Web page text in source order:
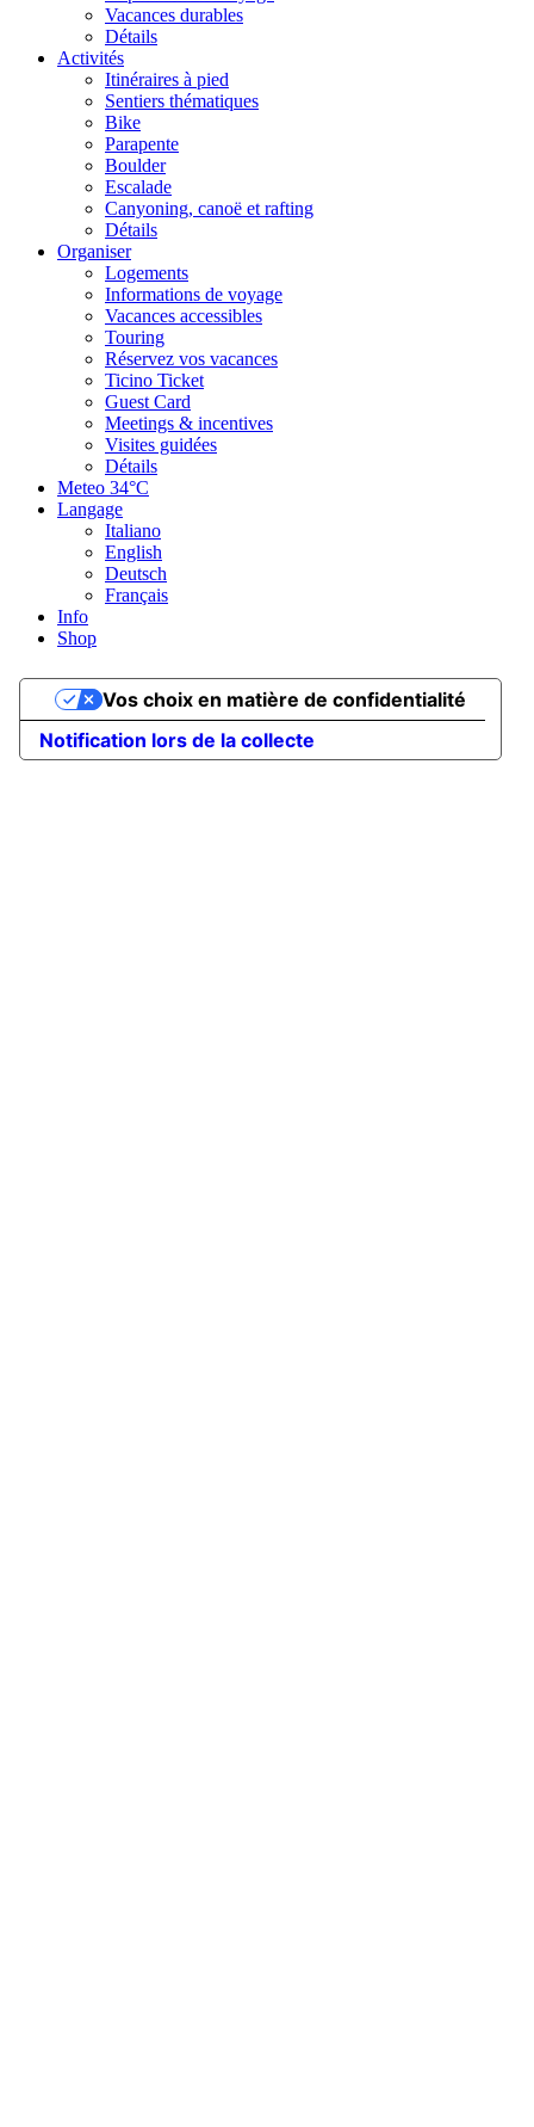
Vacances durables
Détails
Activités
Itinéraires à pied
Sentiers thématiques
Bike
Parapente
Boulder
Escalade
Canyoning, canoë et rafting
Détails
Organiser
Logements
Informations de voyage
Vacances accessibles
Touring
Réservez vos vacances
Ticino Ticket
Guest Card
Meetings & incentives
Visites guidées
Détails
Meteo 34°C
Langage
Italiano
English
Deutsch
Français
Info
Shop
Notification lors de la collecte
Vos choix en matière de confidentialité